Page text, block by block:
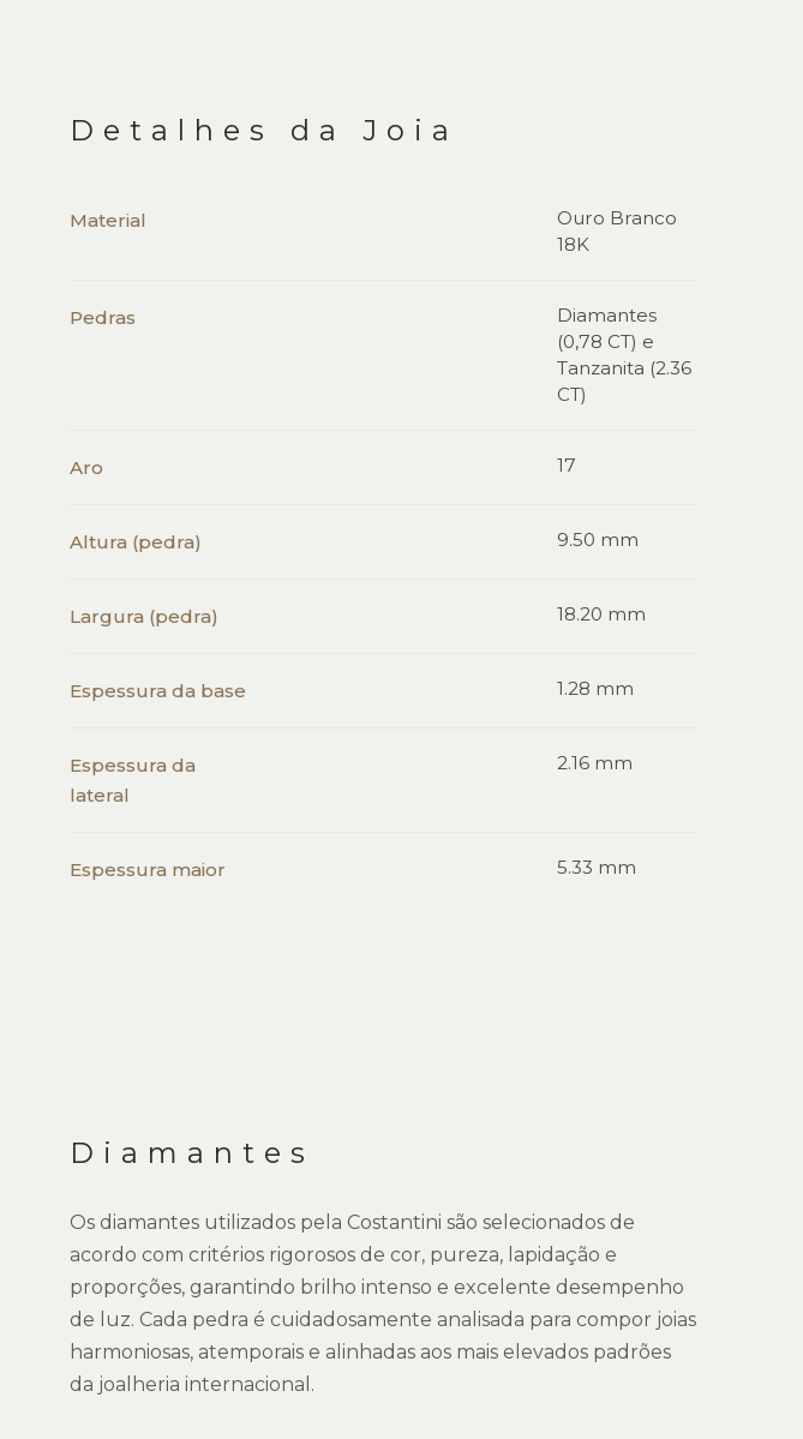
Detalhes da Joia
Material
Ouro Branco
18K
Pedras
Diamantes
(0,78 CT) e
Tanzanita (2.36
CT)
Aro 17
Altura (pedra) 9.50 mm
Largura (pedra) 18.20 mm
Espessura da base 1.28 mm
Espessura da
lateral
2.16 mm
Espessura maior 5.33 mm
Diamantes
Os diamantes utilizados pela Costantini são selecionados de
acordo com critérios rigorosos de cor, pureza, lapidação e
proporções, garantindo brilho intenso e excelente desempenho
de luz. Cada pedra é cuidadosamente analisada para compor joias
harmoniosas, atemporais e alinhadas aos mais elevados padrões
da joalheria internacional.